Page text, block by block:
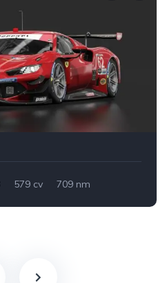
579 cv
709 nm